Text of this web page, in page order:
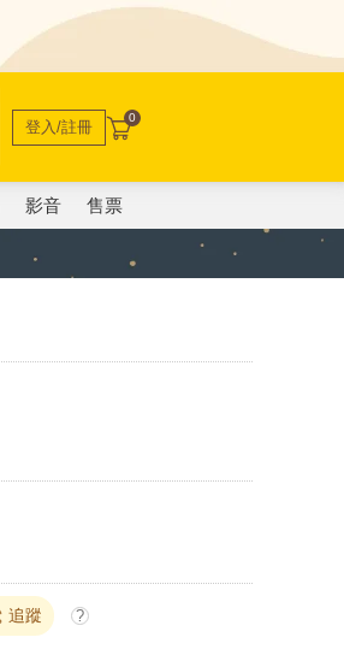
登入/註冊 0
影音 售票
追蹤 ?